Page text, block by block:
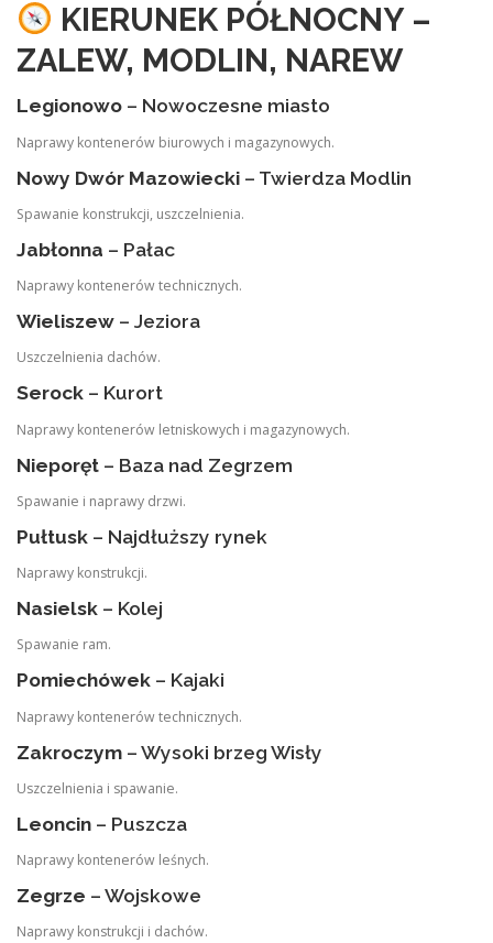
KIERUNEK PÓŁNOCNY –
ZALEW, MODLIN, NAREW
Legionowo – Nowoczesne miasto
Naprawy kontenerów biurowych i magazynowych.
Nowy Dwór Mazowiecki – Twierdza Modlin
Spawanie konstrukcji, uszczelnienia.
Jabłonna – Pałac
Naprawy kontenerów technicznych.
Wieliszew – Jeziora
Uszczelnienia dachów.
Serock – Kurort
Naprawy kontenerów letniskowych i magazynowych.
Nieporęt – Baza nad Zegrzem
Spawanie i naprawy drzwi.
Pułtusk – Najdłuższy rynek
Naprawy konstrukcji.
Nasielsk – Kolej
Spawanie ram.
Pomiechówek – Kajaki
Naprawy kontenerów technicznych.
Zakroczym – Wysoki brzeg Wisły
Uszczelnienia i spawanie.
Leoncin – Puszcza
Naprawy kontenerów leśnych.
Zegrze – Wojskowe
Naprawy konstrukcji i dachów.